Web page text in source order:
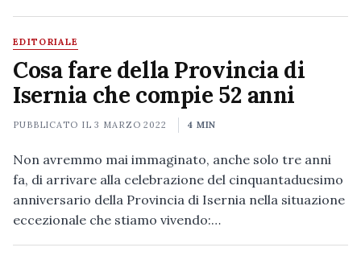
EDITORIALE
Cosa fare della Provincia di
Isernia che compie 52 anni
PUBBLICATO IL3 MARZO 2022 4 MIN
Non avremmo mai immaginato, anche solo tre anni
fa, di arrivare alla celebrazione del cinquantaduesimo
anniversario della Provincia di Isernia nella situazione
eccezionale che stiamo vivendo:…